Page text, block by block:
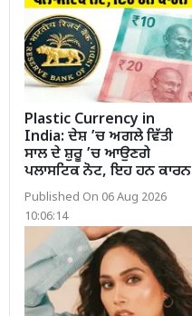
Plastic Currency in
India: ਦੇਸ਼ ’ਚ ਅਗਲੇ ਵਿੱਤੀ
ਸਾਲ ਦੇ ਸ਼ੁਰੂ ’ਚ ਆਉਣਗੇ
ਪਲਾਸਟਿਕ ਨੋਟ, ਇਹ ਹਨ ਕਾਰਨ
Published On 06 Aug 2026
10:06:14